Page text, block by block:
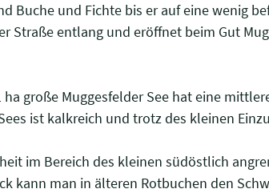
Buche und Fichte bis er auf eine wenig
Straße entlang und eröffnet beim Gut
große Muggesfelder See hat eine
ist kalkreich und trotz des kleinen
im Bereich des kleinen südöstlich
kann man in älteren Rotbuchen den